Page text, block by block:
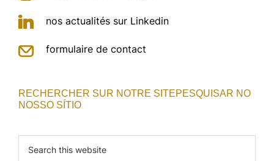
nos actualités sur Linkedin
formulaire de contact
RECHERCHER SUR NOTRE SITEPESQUISAR NO
NOSSO SÍTIO